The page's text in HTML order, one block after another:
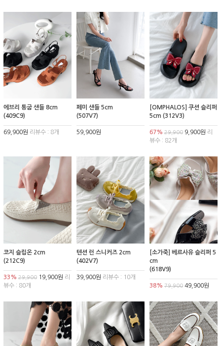
에브리 통굽 샌들 8cm
(409C9)
69,900원 리뷰수 : 8개
페미 샌들 5cm
(507V7)
59,900원
[OMPHALOS] 쿠션 슬리퍼
5cm (312V3)
67% 29,9009,900원 리
뷰수 : 82개
코지 슬립온 2cm
(212C9)
33% 29,900 19,900원 리
뷰수 : 80개
텐션 런 스니커즈 2cm
(402V7)
39,900원 리뷰수 : 10개
[소가죽] 베르사유 슬리퍼 5
cm
(618V9)
38% 79,90049,900원